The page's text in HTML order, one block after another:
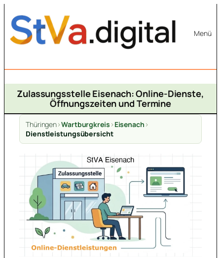
Inhalt
springen
Menü
Zulassungsstelle Eisenach: Online-Dienste,
Öffnungszeiten und Termine
Thüringen>Wartburgkreis >Eisenach >
Dienstleistungsübersicht